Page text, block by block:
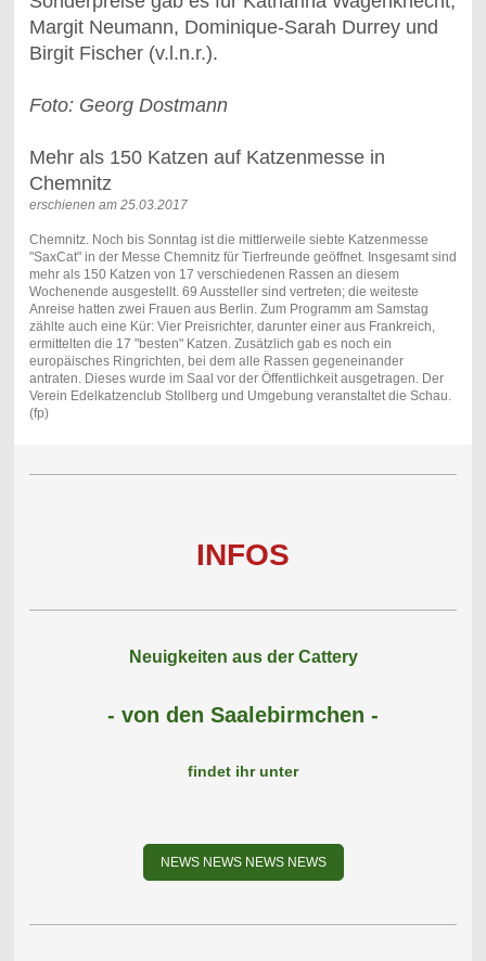
Margit Neumann, Dominique-Sarah Durrey und
Birgit Fischer (v.l.n.r.).
Foto: Georg Dostmann
Mehr als 150 Katzen auf Katzenmesse in
Chemnitz
erschienen am 25.03.2017
Chemnitz. Noch bis Sonntag ist die mittlerweile siebte Katzenmesse
"SaxCat" in der Messe Chemnitz für Tierfreunde geöffnet. Insgesamt sind
mehr als 150 Katzen von 17 verschiedenen Rassen an diesem
Wochenende ausgestellt. 69 Aussteller sind vertreten; die weiteste
Anreise hatten zwei Frauen aus Berlin. Zum Programm am Samstag
zählte auch eine Kür: Vier Preisrichter, darunter einer aus Frankreich,
ermittelten die 17 "besten" Katzen. Zusätzlich gab es noch ein
europäisches Ringrichten, bei dem alle Rassen gegeneinander
antraten. Dieses wurde im Saal vor der Öffentlichkeit ausgetragen. Der
Verein Edelkatzenclub Stollberg und Umgebung veranstaltet die Schau.
(fp)
INFOS
Neuigkeiten aus der Cattery
- von den Saalebirmchen -
findet ihr unter
NEWS NEWS NEWS NEWS